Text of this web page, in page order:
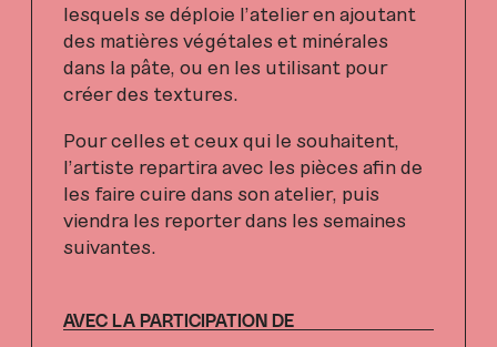
lesquels se déploie l’atelier en ajoutant
des matières végétales et minérales
dans la pâte, ou en les utilisant pour
créer des textures.
Pour celles et ceux qui le souhaitent,
l’artiste repartira avec les pièces afin de
les faire cuire dans son atelier, puis
viendra les reporter dans les semaines
suivantes.
AVEC LA PARTICIPATION DE